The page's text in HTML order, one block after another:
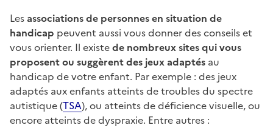
Lesassociations de personnes en situation de
handicap peuvent aussi vous donner des conseils et
vous orienter. Il existede nombreux sites qui vous
proposent ou suggèrent des jeux adaptés au
handicap de votre enfant. Par exemple : des jeux
adaptés aux enfants atteints de troubles du spectre
autistique (TSA), ou atteints de déficience visuelle, ou
encore atteints de dyspraxie. Entre autres :